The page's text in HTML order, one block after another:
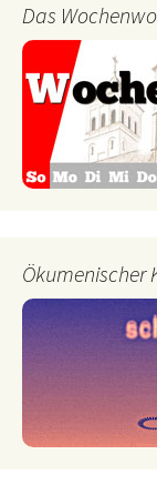
Das
Ökumenischer